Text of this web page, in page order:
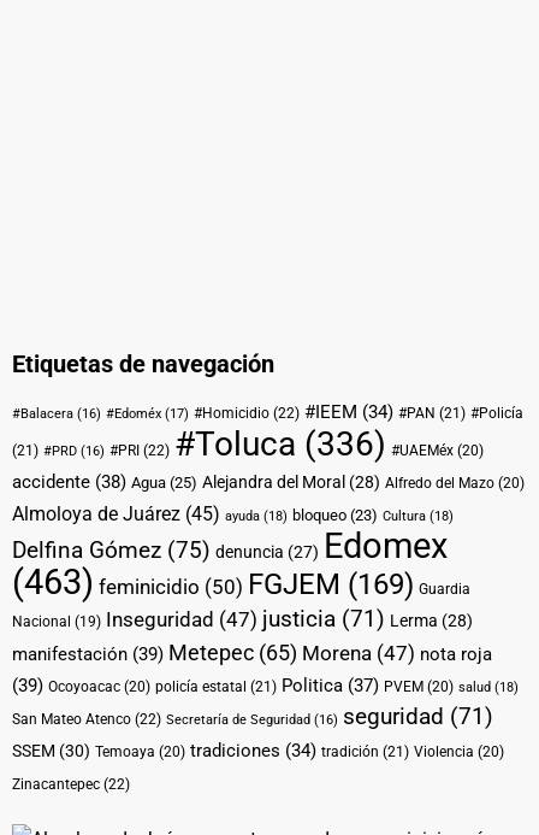
Etiquetas de navegación
#Balacera (16) #Edoméx (17) #Homicidio (22) #IEEM (34) #PAN (21) #Policía
(21) #PRD (16) #PRI (22) #Toluca (336) #UAEMéx (20)
accidente (38) Agua (25) Alejandra del Moral (28) Alfredo del Mazo (20)
Almoloya de Juárez (45) ayuda (18) bloqueo (23) Cultura (18)
Delfina Gómez (75) denuncia (27) Edomex
(463) feminicidio (50) FGJEM (169) Guardia
Nacional (19) Inseguridad (47) justicia (71) Lerma (28)
manifestación (39) Metepec (65) Morena (47) nota roja
(39) Ocoyoacac (20) policía estatal (21) Politica (37) PVEM (20) salud (18)
San Mateo Atenco (22) Secretaría de Seguridad (16) seguridad (71)
SSEM (30) Temoaya (20) tradiciones (34) tradición (21) Violencia (20)
Zinacantepec (22)